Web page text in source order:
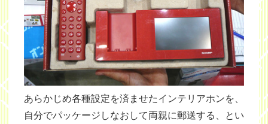
あらかじめ各種設定を済ませたインテリアホンを、
自分でパッケージしなおして両親に郵送する、とい